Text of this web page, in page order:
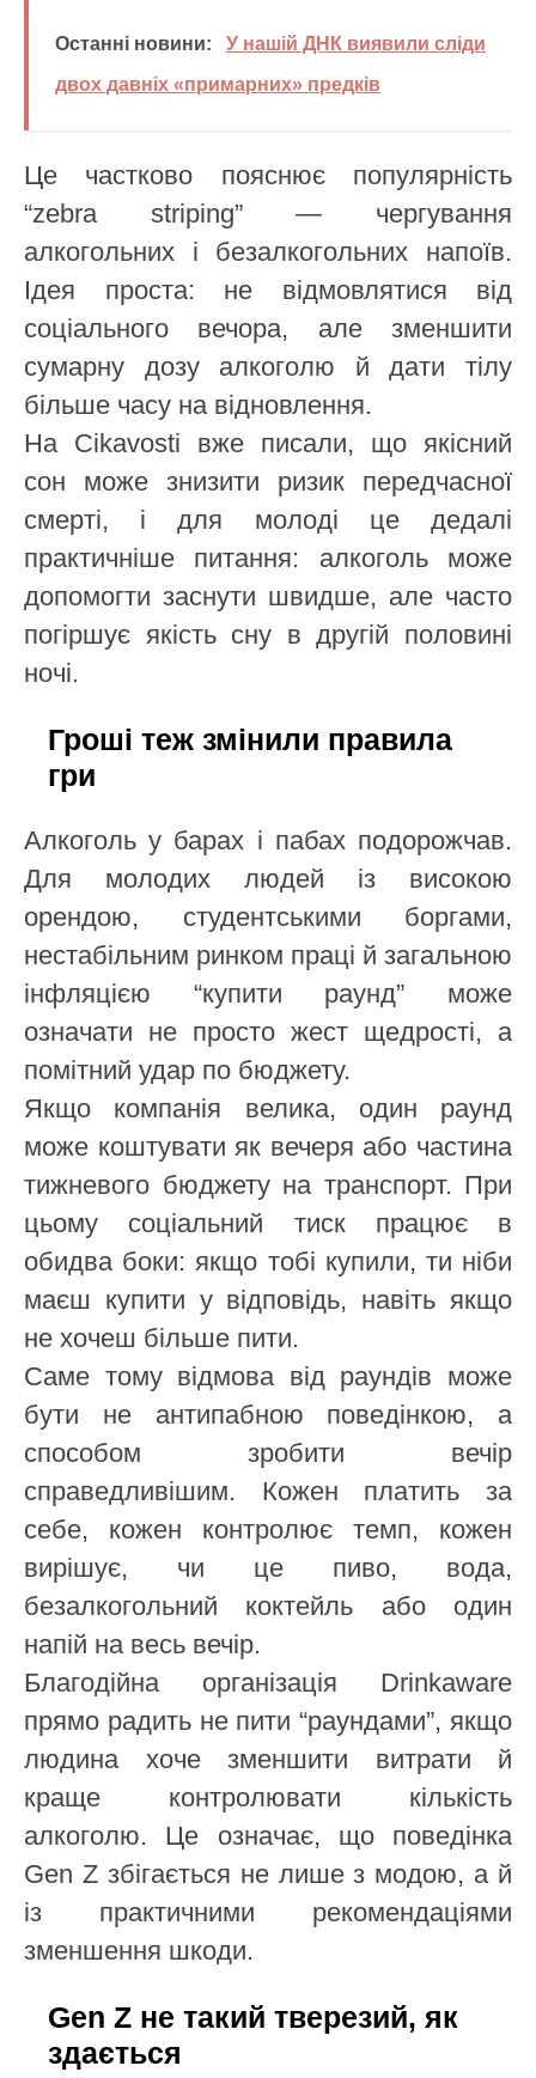
Останні новини:
У нашій ДНК виявили сліди
двох давніх «примарних» предків
Це частково пояснює популярність
“zebra striping” — чергування
алкогольних і безалкогольних напоїв.
Ідея проста: не відмовлятися від
соціального вечора, але зменшити
сумарну дозу алкоголю й дати тілу
більше часу на відновлення.
На Cikavosti вже писали, що якісний
сон може знизити ризик передчасної
смерті, і для молоді це дедалі
практичніше питання: алкоголь може
допомогти заснути швидше, але часто
погіршує якість сну в другій половині
ночі.
Гроші теж змінили правила
гри
Алкоголь у барах і пабах подорожчав.
Для молодих людей із високою
орендою, студентськими боргами,
нестабільним ринком праці й загальною
інфляцією “купити раунд” може
означати не просто жест щедрості, а
помітний удар по бюджету.
Якщо компанія велика, один раунд
може коштувати як вечеря або частина
тижневого бюджету на транспорт. При
цьому соціальний тиск працює в
обидва боки: якщо тобі купили, ти ніби
маєш купити у відповідь, навіть якщо
не хочеш більше пити.
Саме тому відмова від раундів може
бути не антипабною поведінкою, а
способом зробити вечір
справедливішим. Кожен платить за
себе, кожен контролює темп, кожен
вирішує, чи це пиво, вода,
безалкогольний коктейль або один
напій на весь вечір.
Благодійна організація Drinkaware
прямо радить не пити “раундами”, якщо
людина хоче зменшити витрати й
краще контролювати кількість
алкоголю. Це означає, що поведінка
Gen Z збігається не лише з модою, а й
із практичними рекомендаціями
зменшення шкоди.
Gen Z не такий тверезий, як
здається